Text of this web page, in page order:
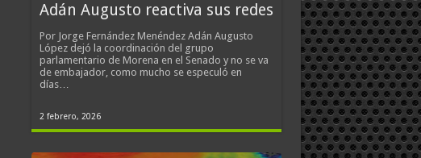
Adán Augusto reactiva sus redes
Por Jorge Fernández Menéndez Adán Augusto
López dejó la coordinación del grupo
parlamentario de Morena en el Senado y no se va
de embajador, como mucho se especuló en
días…
2 febrero, 2026